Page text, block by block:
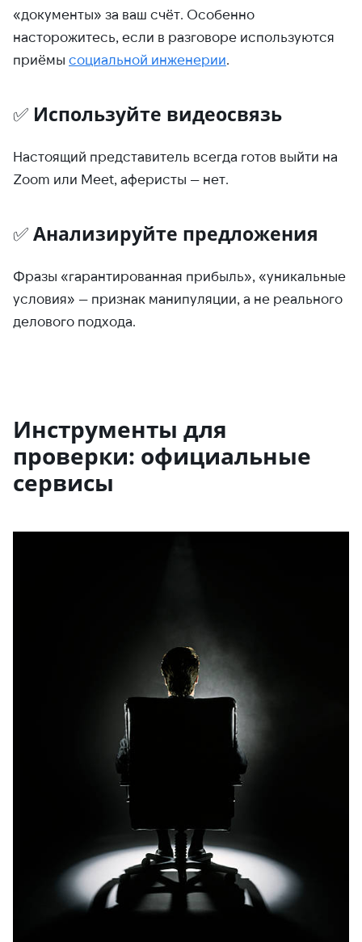
«документы» за ваш счёт. Особенно
насторожитесь, если в разговоре используются
приёмы социальной инженерии
✅ Используйте видеосвязь
Настоящий представитель всегда готов выйти на
Zoom или Meet, аферисты — нет.
✅Анализируйте предложения
Фразы «гарантированная прибыль», «уникальные
условия» — признак манипуляции, а не реального
делового подхода.
Инструменты для
проверки: официальные
сервисы